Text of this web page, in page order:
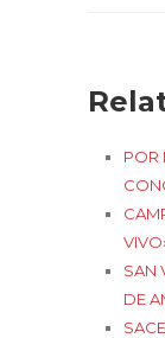
POR
SAN
DE